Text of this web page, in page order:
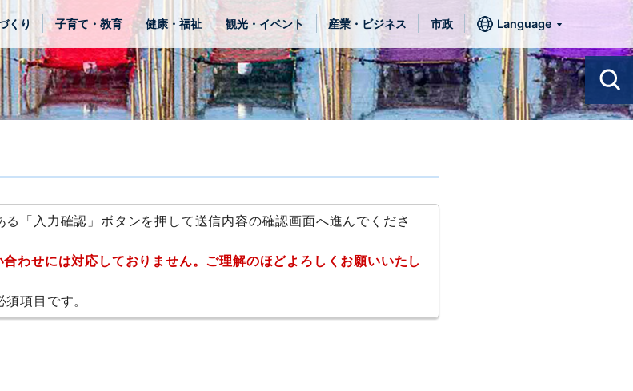
くり 子育て・教育 健康・福祉 観光・イベント 産業・ビジネス 市政 Language
「入力確認」ボタンを押して送信内容の確認画面へ進んでくださ
わせには対応しておりません。ご理解のほどよろしくお願いいたし
項目です。